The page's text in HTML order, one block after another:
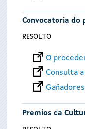
Convocatoria do
RESOLTO
O
Consulta
Premios da